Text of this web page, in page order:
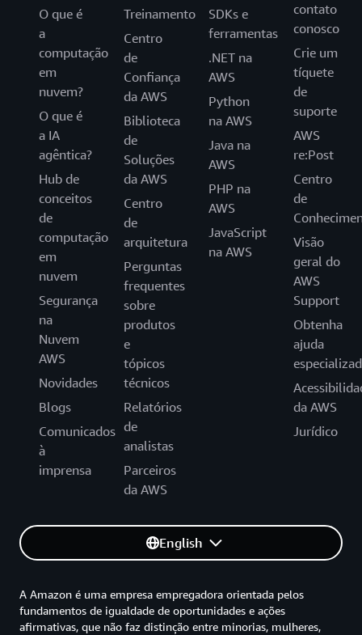
O que é
a
computação
em
nuvem?
O que é
a IA
agêntica?
Hub de
conceitos
de
computação
em
nuvem
Segurança
na
Nuvem
AWS
Novidades
Blogs
Comunicados
à
imprensa
Treinamento
Centro
de
Confiança
da AWS
Biblioteca
de
Soluções
da AWS
Centro
de
arquitetura
Perguntas
frequentes
sobre
produtos
e
tópicos
técnicos
Relatórios
de
analistas
Parceiros
da AWS
SDKs e
ferramentas
.NET na
AWS
Python
na AWS
Java na
AWS
PHP na
AWS
JavaScript
na AWS
contato
conosco
Crie um
tíquete
de
suporte
AWS
re:Post
Centro
de
Visão
geral do
AWS
Support
Obtenha
ajuda
da AWS
Jurídico
English
A Amazon é uma empresa empregadora orientada pelos
fundamentos de igualdade de oportunidades e ações
afirmativas, que não faz distinção entre minorias, mulheres,